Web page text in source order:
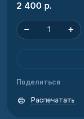
2 400 р.
Поделиться
Распечатать